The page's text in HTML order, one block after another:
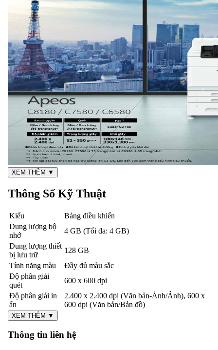
XEM THÊM ▼
Thông Số Kỹ Thuật
Kiểu
Bảng điều khiển
Dung lượng bộ
nhớ
4 GB (Tối đa: 4 GB)
Dung lượng thiết
bị lưu trữ
128 GB
Tính năng màu
Đầy đủ màu sắc
Độ phân giải
quét
600 x 600 dpi
Độ phân giải in
ấn
2.400 x 2.400 dpi (Văn bản-Ảnh/Ảnh), 600 x
600 dpi (Văn bản/Bản đồ)
XEM THÊM ▼
Thông tin liên hệ